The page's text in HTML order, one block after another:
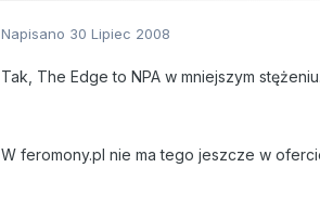
Napisano 30 Lipiec 2008
Tak, The Edge to NPA w mniejszym stężeniu.
W feromony.pl nie ma tego jeszcze w